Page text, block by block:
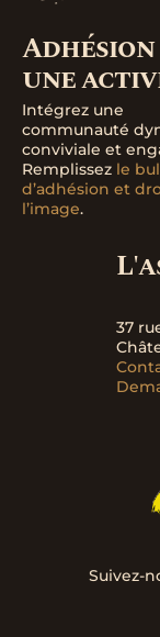
37
Adhésion
une
Intégrez une
communauté
conviviale et
Remplissez le
d’adhésion et
l’image.
Suivez-